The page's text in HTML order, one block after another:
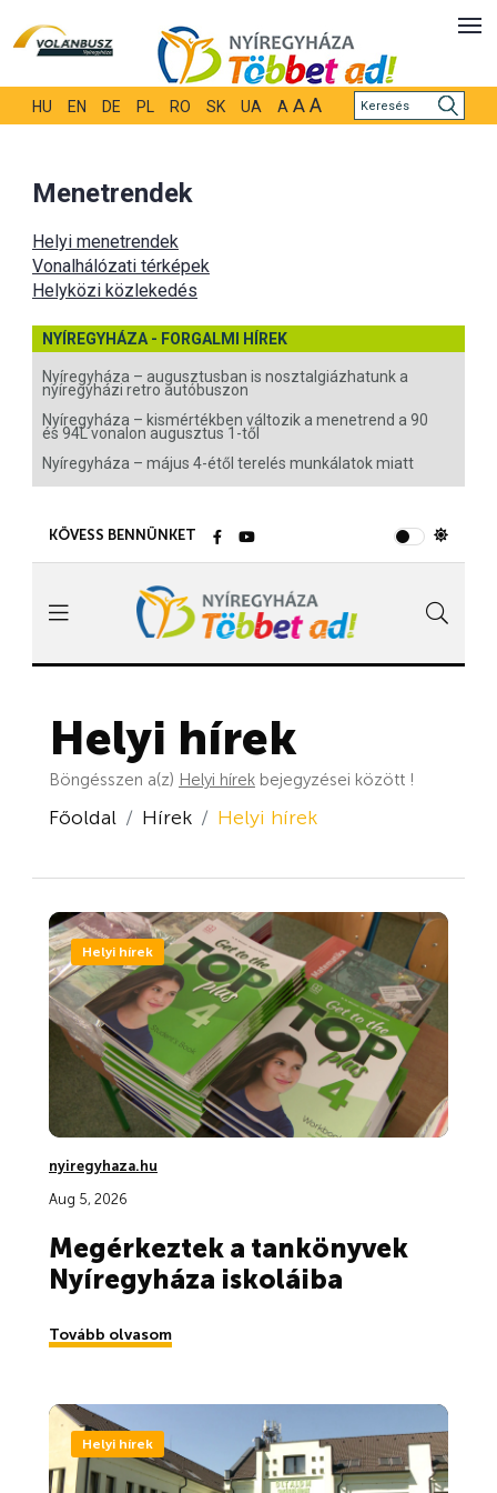
HU EN DE PL RO SK UA A A A
Menetrendek
Helyi menetrendek
Vonalhálózati térképek
Helyközi közlekedés
NYÍREGYHÁZA - FORGALMI HÍREK
Nyíregyháza – augusztusban is nosztalgiázhatunk a
nyíregyházi retro autóbuszon
Nyíregyháza – kismértékben változik a menetrend a 90
és 94L vonalon augusztus 1-től
Nyíregyháza – május 4-étől terelés munkálatok miatt